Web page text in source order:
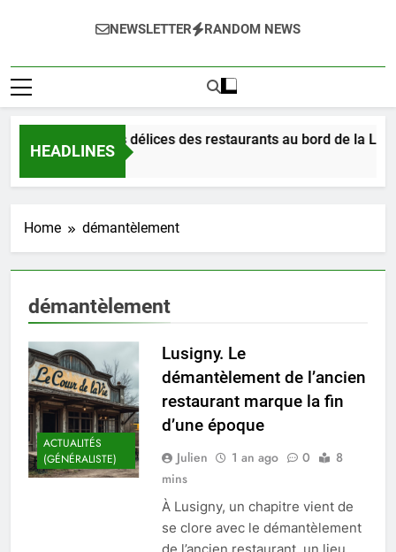
NEWSLETTER RANDOM NEWS
HEADLINES
Dégustez les délices des restaurants au bord de la
2 Jours Ago
Home démantèlement
démantèlement
ACTUALITÉS
(GÉNÉRALISTE)
Lusigny. Le
démantèlement de l’ancien
restaurant marque la fin
d’une époque
Julien 1 an ago 0
8
mins
À Lusigny, un chapitre vient de
se clore avec le démantèlement